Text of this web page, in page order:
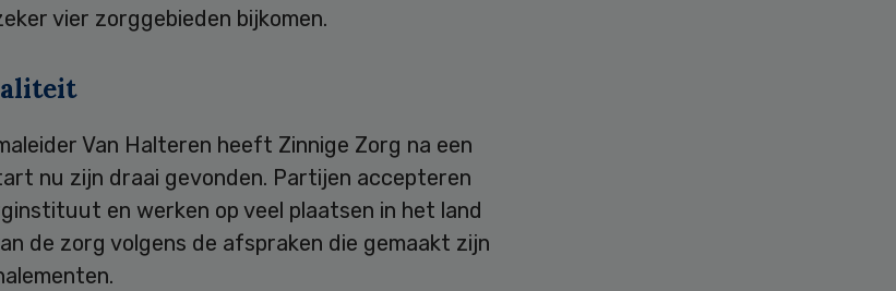
vier zorggebieden bijkomen.
Van Halteren heeft Zinnige Zorg na een
nu zijn draai gevonden. Partijen accepteren
en werken op veel plaatsen in het land
de zorg volgens de afspraken die gemaakt zijn